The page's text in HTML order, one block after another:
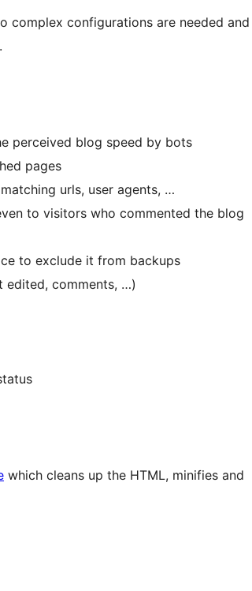
complex configurations are needed and
perceived blog speed by bots
pages
urls, user agents, …
to visitors who commented the blog
to exclude it from backups
edited, comments, …)
which cleans up the HTML, minifies and